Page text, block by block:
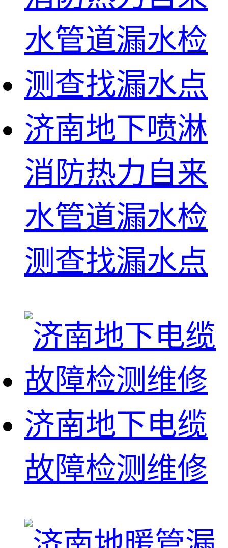
济南地下喷淋
消防热力自来
水管道漏水检
测查找漏水点
济南地下电缆
故障检测维修